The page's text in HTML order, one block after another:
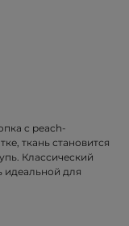
c peach-
ткань становится
Классический
идеальной для